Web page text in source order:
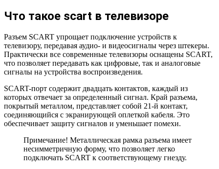
Что такое scart в телевизоре
Разъем SCART упрощает подключение устройств к
телевизору, передавая аудио- и видеосигналы через штекеры.
Практически все современные телевизоры оснащены SCART,
что позволяет передавать как цифровые, так и аналоговые
сигналы на устройства воспроизведения.
SCART-порт содержит двадцать контактов, каждый из
которых отвечает за определенный сигнал. Край разъема,
покрытый металлом, представляет собой 21-й контакт,
соединяющийся с экранирующей оплеткой кабеля. Это
обеспечивает защиту сигналов и уменьшает помехи.
Примечание! Металлическая рамка разъема имеет
несимметричную форму, что позволяет легко
подключать SCART к соответствующему гнезду.